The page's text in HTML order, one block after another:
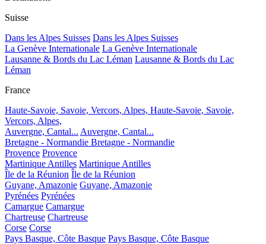
Suisse
Dans les Alpes Suisses Dans les Alpes Suisses
La Genève Internationale La Genève Internationale
Lausanne & Bords du Lac Léman Lausanne & Bords du Lac
Léman
France
Haute-Savoie, Savoie, Vercors, Alpes, Haute-Savoie, Savoie,
Vercors, Alpes,
Auvergne, Cantal... Auvergne, Cantal...
Bretagne - Normandie Bretagne - Normandie
Provence Provence
Martinique Antilles Martinique Antilles
Île de la Réunion Île de la Réunion
Guyane, Amazonie Guyane, Amazonie
Pyrénées Pyrénées
Camargue Camargue
Chartreuse Chartreuse
Corse Corse
Pays Basque, Côte Basque Pays Basque, Côte Basque